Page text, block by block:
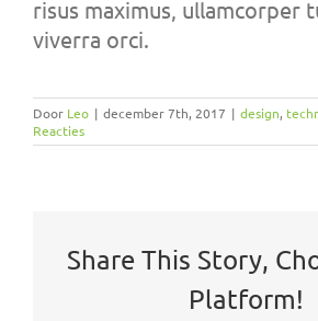
risus maximus, ullamcorper
viverra orci.
Door Leo | december 7th, 2017 | design,
Reacties
Share This Story,
Platform!